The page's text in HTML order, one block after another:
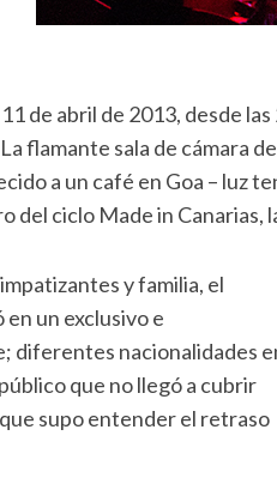
de abril de 2013, desde
flamante sala de cámara
a un café en Goa – luz
del ciclo Made in Canarias,
y familia, el
un exclusivo e
diferentes nacionalidades
que no llegó a cubrir
supo entender el retraso